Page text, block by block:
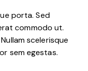
porta. Sed
commodo ut.
scelerisque
sem egestas.